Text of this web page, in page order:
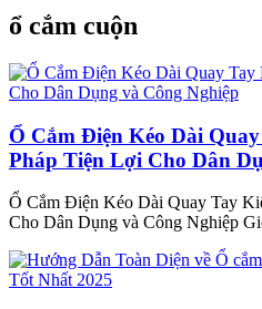
ổ cắm cuộn
Ổ Cắm Điện Kéo Dài
Pháp Tiện Lợi Cho Dân
Ổ Cắm Điện Kéo Dài Quay Tay
Cho Dân Dụng và Công Nghiệp